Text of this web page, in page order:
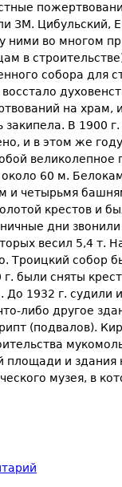
ЗМ. Цибульский,
ними во многом
в
собора для
на храм,
закипела. В 1900 г.
и в этом же
великолепное
60 м.
и четырьмя
крестов и
дни звонили
весил 5,4 т.
Троицкий собор
г. были сняты
До 1932 г. судили
либо другое
(под­валов).
площади и здания
музея, в